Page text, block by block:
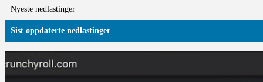
Nyeste nedlastinger
Sist oppdaterte nedlastinger